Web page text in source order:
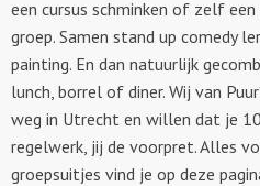
een cursus schminken of zelf
groep. Samen stand up comedy
painting. En dan natuurlijk
lunch, borrel of diner. Wij van
weg in Utrecht en willen dat je
regelwerk, jij de voorpret. Alles
groepsuitjes vind je op deze